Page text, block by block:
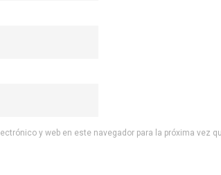
y web en este navegador para la próxima vez